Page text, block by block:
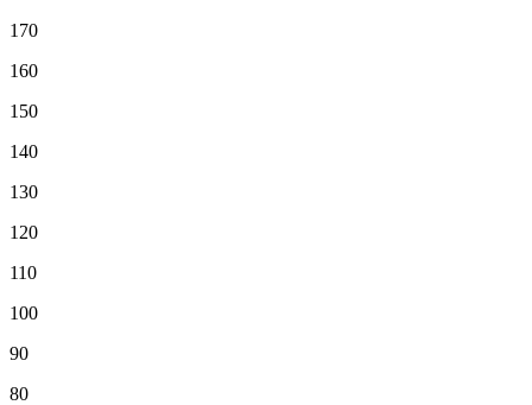
170
160
150
140
130
120
110
100
90
80